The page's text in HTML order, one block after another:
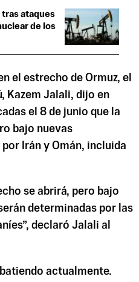
tras ataques
de los
el estrecho de Ormuz, el
Kazem Jalali, dijo en
el 8 de junio que la
bajo nuevas
Irán y Omán, incluida
se abrirá, pero bajo
determinadas por las
declaró Jalali al
actualmente.